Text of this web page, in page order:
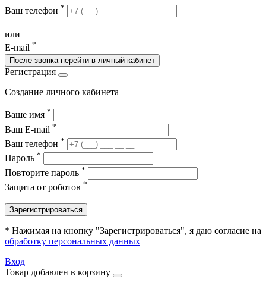
Ваш телефон *
или
E-mail *
После звонка перейти в личный кабинет
Регистрация
Создание личного кабинета
Ваше имя *
Ваш E-mail *
Ваш телефон *
Пароль *
Повторите пароль *
Защита от роботов *
Зарегистрироваться
* Нажимая на кнопку "Зарегистрироваться", я даю согласие на
обработку персональных данных
Вход
Товар добавлен в корзину